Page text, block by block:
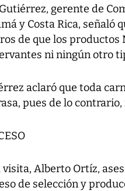
gerente de
y Costa Rica, señaló
de que los productos
ni ningún otro
aclaró que toda
pues de lo
visita, Alberto Ortíz,
de selección y